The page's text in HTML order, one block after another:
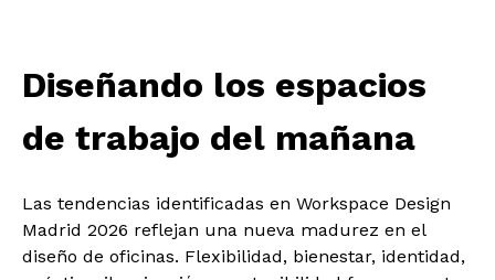
Diseñando los espacios
de trabajo del mañana
Las tendencias identificadas en Workspace Design
Madrid 2026 reflejan una nueva madurez en el
diseño de oficinas. Flexibilidad, bienestar, identidad,